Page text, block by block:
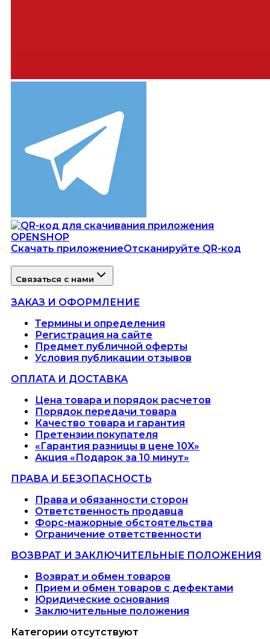
Скачать приложениеОтсканируйте QR-код
Связаться с нами
ЗАКАЗ И ОФОРМЛЕНИЕ
Термины и определения
Регистрация на сайте
Предмет публичной оферты
Условия публикации отзывов
ОПЛАТА И ДОСТАВКА
Цена товара и порядок расчетов
Порядок передачи товара
Качество товара и гарантия
Претензии покупателя
«Гарантия разницы в цене 10X»
Акция «Подарок за 10 минут»
ПРАВА И БЕЗОПАСНОСТЬ
Права и обязанности сторон
Ответственность продавца
Форс-мажорные обстоятельства
Ограничение ответственности
ВОЗВРАТ И ЗАКЛЮЧИТЕЛЬНЫЕ ПОЛОЖЕНИЯ
Возврат и обмен товаров
Прием и обмен товаров с дефектами
Юридические основания
Заключительные положения
Категории отсутствуют